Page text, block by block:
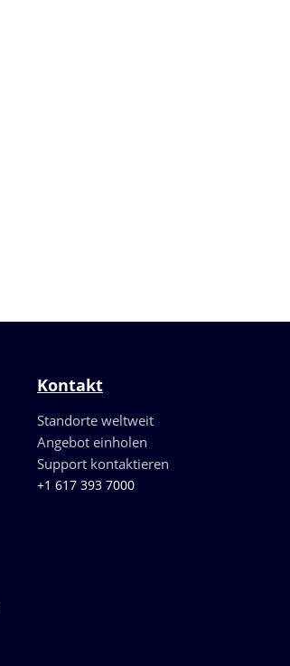
Kontakt
Standorte weltweit
Angebot einholen
Support kontaktieren
+1 617 393 7000